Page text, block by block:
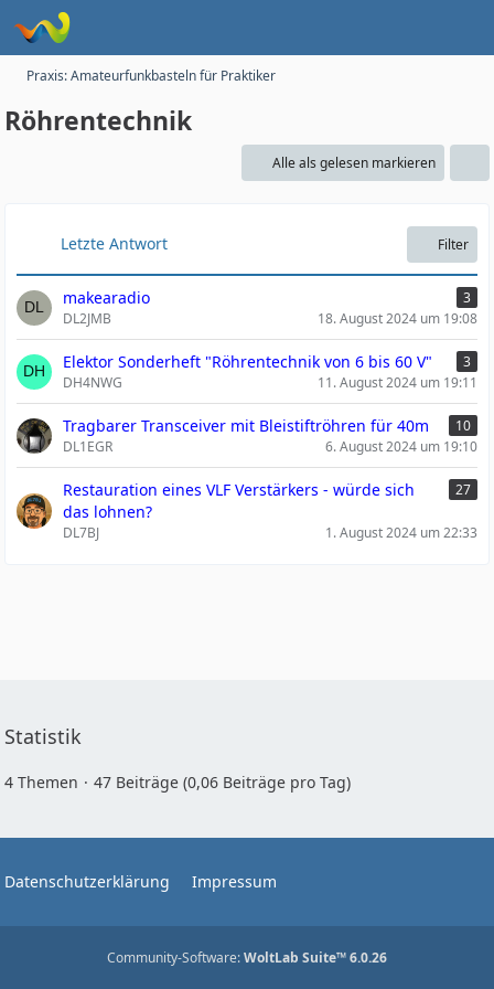
Praxis: Amateurfunkbasteln für Praktiker
Röhrentechnik
Alle als gelesen markieren
Letzte Antwort Filter
makearadio
3
DL2JMB
18. August 2024 um 19:08
Elektor Sonderheft "Röhrentechnik von 6 bis 60 V"
3
DH4NWG
11. August 2024 um 19:11
Tragbarer Transceiver mit Bleistiftröhren für 40m
10
DL1EGR
6. August 2024 um 19:10
Restauration eines VLF Verstärkers - würde sich
das lohnen?
27
DL7BJ 1. August 2024 um 22:33
Statistik
4 Themen 47 Beiträge (0,06 Beiträge pro Tag)
Datenschutzerklärung Impressum
Community-Software:WoltLab Suite™ 6.0.26